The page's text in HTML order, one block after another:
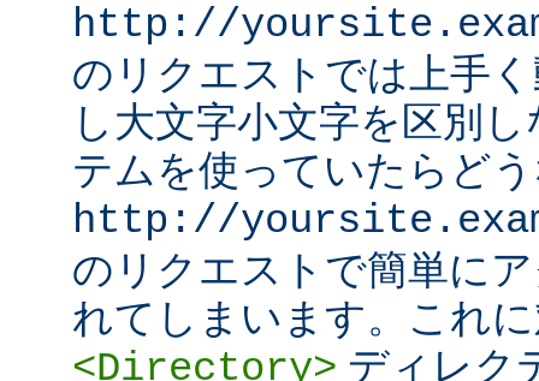
http://
のリクエストでは上手
し大文字小文字を区別
テムを使っていたらど
http://
のリクエストで簡単に
れてしまいます。これ
<Directory> ディレク